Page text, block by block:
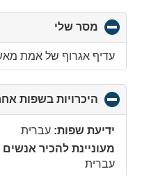
מסר שלי
to
collapse
contents
עדיף אגרוף של אמת
היכרויות בשפות
ידיעת שפות: עברית
מעוניינת להכיר
עברית